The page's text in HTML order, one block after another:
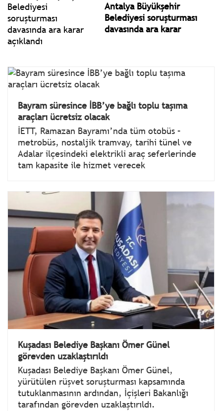
Antalya Büyükşehir
Belediyesi soruşturması
davasında ara karar
Bayram süresince İBB’ye bağlı toplu taşıma
araçları ücretsiz olacak
İETT, Ramazan Bayramı’nda tüm otobüs –
metrobüs, nostaljik tramvay, tarihi tünel ve
Adalar ilçesindeki elektrikli araç seferlerinde
tam kapasite ile hizmet verecek
Kuşadası Belediye Başkanı Ömer Günel
görevden uzaklaştırıldı
Kuşadası Belediye Başkanı Ömer Günel,
yürütülen rüşvet soruşturması kapsamında
tutuklanmasının ardından, İçişleri Bakanlığı
tarafından görevden uzaklaştırıldı.